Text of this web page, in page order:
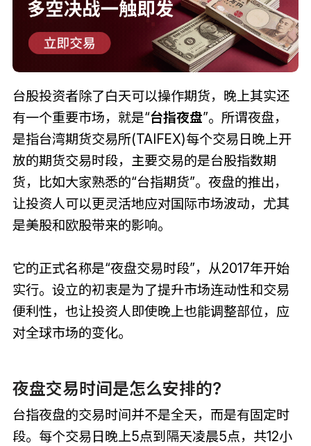
台股投资者除了白天可以操作期货，晚上其实还
有一个重要市场，就是“台指夜盘”。所谓夜盘，
是指台湾期货交易所(TAIFEX)每个交易日晚上开
放的期货交易时段，主要交易的是台股指数期
货，比如大家熟悉的“台指期货”。夜盘的推出，
让投资人可以更灵活地应对国际市场波动，尤其
是美股和欧股带来的影响。
它的正式名称是“夜盘交易时段”，从2017年开始
实行。设立的初衷是为了提升市场连动性和交易
便利性，也让投资人即使晚上也能调整部位，应
对全球市场的变化。
夜盘交易时间是怎么安排的?
台指夜盘的交易时间并不是全天，而是有固定时
段。每个交易日晚上5点到隔天凌晨5点，共12小